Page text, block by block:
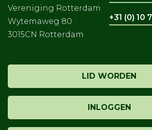
Vereniging Rotterdam
Wytemaweg 80
3015CN Rotterdam
LID WORDEN
INLOGGEN
+31 (0) 10